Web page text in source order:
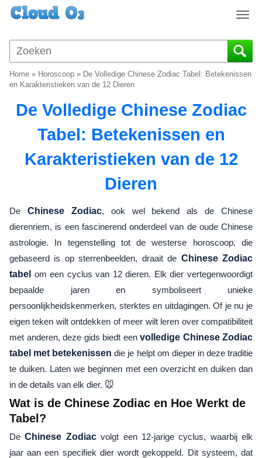
T
g
g
a
v
n
Home » Horoscoop » De Volledige Chinese Zodiac Tabel: Betekenissen
en Karakteristieken van de 12 Dieren
De Volledige Chinese Zodiac
Tabel: Betekenissen en
Karakteristieken van de 12
Dieren
De Chinese Zodiac, ook wel bekend als de Chinese
dierenriem, is een fascinerend onderdeel van de oude Chinese
astrologie. In tegenstelling tot de westerse horoscoop, die
gebaseerd is op sterrenbeelden, draait de Chinese Zodiac
tabel om een cyclus van 12 dieren. Elk dier vertegenwoordigt
bepaalde jaren en symboliseert unieke
persoonlijkheidskenmerken, sterktes en uitdagingen. Of je nu je
eigen teken wilt ontdekken of meer wilt leren over compatibiliteit
met anderen, deze gids biedt een volledige Chinese Zodiac
tabel met betekenissen die je helpt om dieper in deze traditie
te duiken. Laten we beginnen met een overzicht en duiken dan
in de details van elk dier. 🐭
Wat is de Chinese Zodiac en Hoe Werkt de
Tabel?
DeChinese Zodiacvolgt een 12-jarige cyclus, waarbij elk
jaar aan een specifiek dier wordt gekoppeld. Dit systeem, dat